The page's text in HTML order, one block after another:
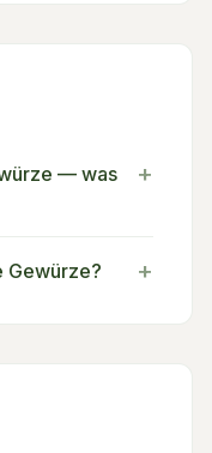
— was
+
Gewürze? +